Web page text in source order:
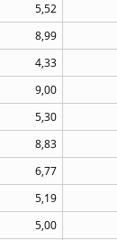
5,52
8,99
4,33
9,00
5,30
8,83
6,77
5,19
5,00